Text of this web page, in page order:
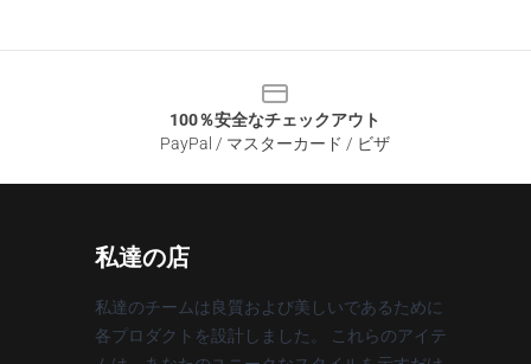
100％安全なチェックアウト
PayPal / マスターカード / ビザ
私達の店
私達のチームは良質および美しいであるために
各プロダクトを設計しました。 これらのアイテ